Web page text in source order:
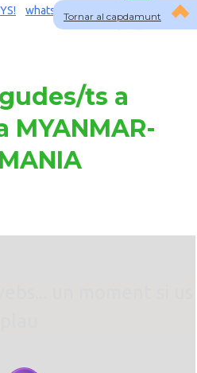
Tornar al capdamunt
whatsapp
ts a
MYANMAR-
un moment si us